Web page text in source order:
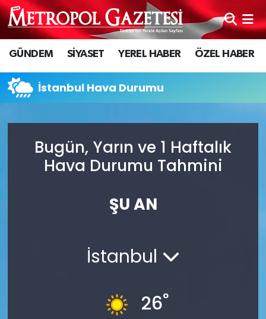
GÜNDEM SİYASET YEREL HABER ÖZEL HABER
İstanbul Hava Durumu
Bugün, Yarın ve 1 Haftalık
Hava Durumu Tahmini
ŞU AN
İstanbul
26°
Hava Durumu
Trafik Durumu
Süper Lig Puan Durumu ve Fikstür
Son Dakika Haberleri